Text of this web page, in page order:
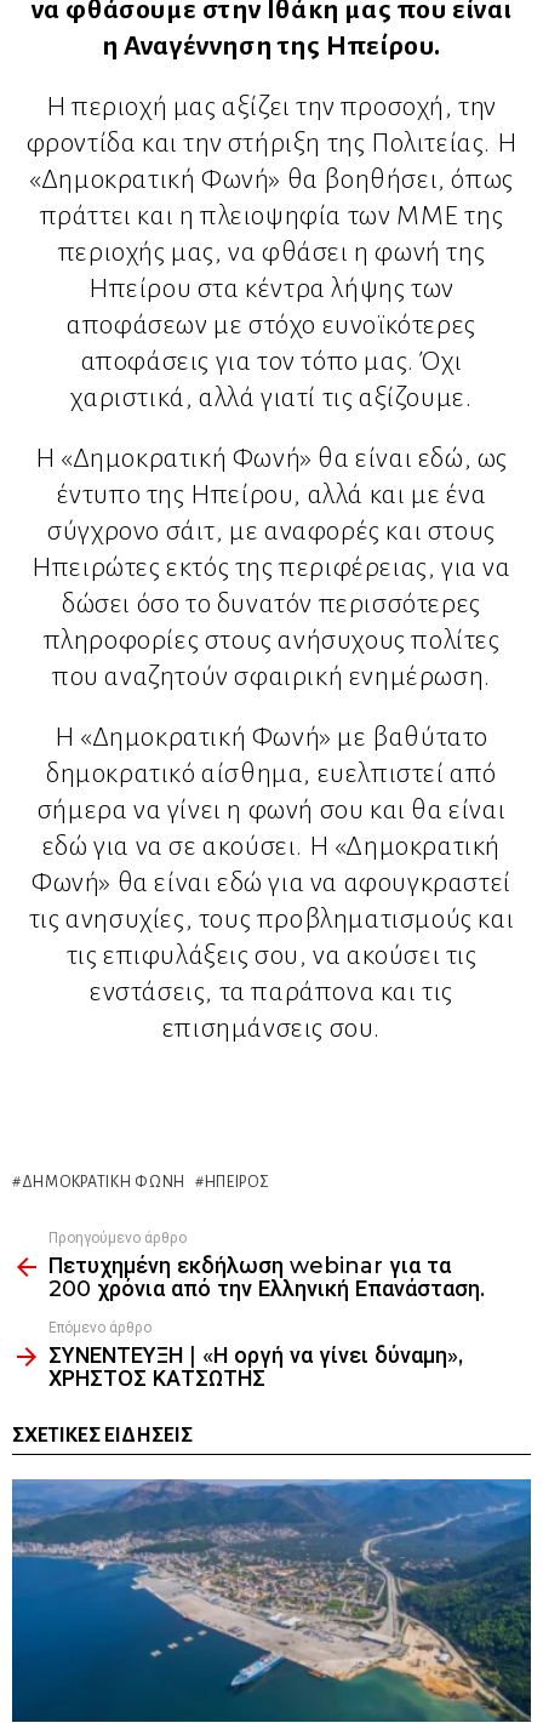
να φθάσουμε στην Ιθάκη μας που είναι
η Αναγέννηση της Ηπείρου.
Η περιοχή μας αξίζει την προσοχή, την
φροντίδα και την στήριξη της Πολιτείας. Η
«Δημοκρατική Φωνή» θα βοηθήσει, όπως
πράττει και η πλειοψηφία των ΜΜΕ της
περιοχής μας, να φθάσει η φωνή της
Ηπείρου στα κέντρα λήψης των
αποφάσεων με στόχο ευνοϊκότερες
αποφάσεις για τον τόπο μας. Όχι
χαριστικά, αλλά γιατί τις αξίζουμε.
Η «Δημοκρατική Φωνή» θα είναι εδώ, ως
έντυπο της Ηπείρου, αλλά και με ένα
σύγχρονο σάιτ, με αναφορές και στους
Ηπειρώτες εκτός της περιφέρειας, για να
δώσει όσο το δυνατόν περισσότερες
πληροφορίες στους ανήσυχους πολίτες
που αναζητούν σφαιρική ενημέρωση.
Η «Δημοκρατική Φωνή» με βαθύτατο
δημοκρατικό αίσθημα, ευελπιστεί από
σήμερα να γίνει η φωνή σου και θα είναι
εδώ για να σε ακούσει. Η «Δημοκρατική
Φωνή» θα είναι εδώ για να αφουγκραστεί
τις ανησυχίες, τους προβληματισμούς και
τις επιφυλάξεις σου, να ακούσει τις
ενστάσεις, τα παράπονα και τις
επισημάνσεις σου.
ΔΗΜΟΚΡΑΤΙΚΉ ΦΩΝΉ ΉΠΕΙΡΟΣ
more
Προηγούμενο άρθρο
Πετυχημένη εκδήλωση webinar για τα
200 χρόνια από την Ελληνική Επανάσταση.
Επόμενο άρθρο
ΣΥΝΕΝΤΕΥΞΗ | «Η οργή να γίνει δύναμη»,
ΧΡΗΣΤΟΣ ΚΑΤΣΩΤΗΣ
ΣΧΕΤΙΚΈΣ ΕΙΔΉΣΕΙΣ